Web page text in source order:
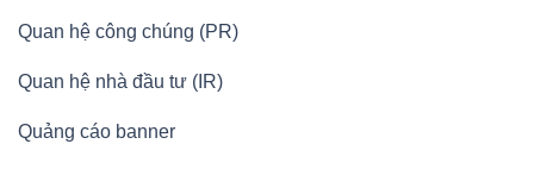
Quan hệ công chúng (PR)
Quan hệ nhà đầu tư (IR)
Quảng cáo banner